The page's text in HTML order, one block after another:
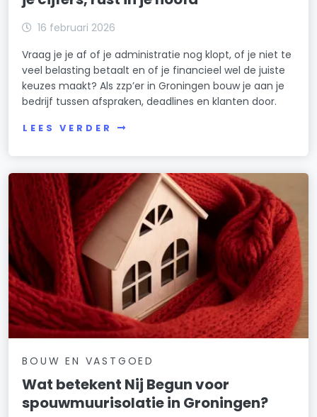
16 februari 2026
Vraag je je af of je administratie nog klopt, of je niet te
veel belasting betaalt en of je financieel wel de juiste
keuzes maakt? Als zzp’er in Groningen bouw je aan je
bedrijf tussen afspraken, deadlines en klanten door.
LEES VERDER
BOUW EN VASTGOED
Wat betekent Nij Begun voor
spouwmuurisolatie in Groningen?